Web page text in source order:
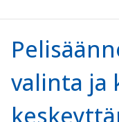
valinta ja